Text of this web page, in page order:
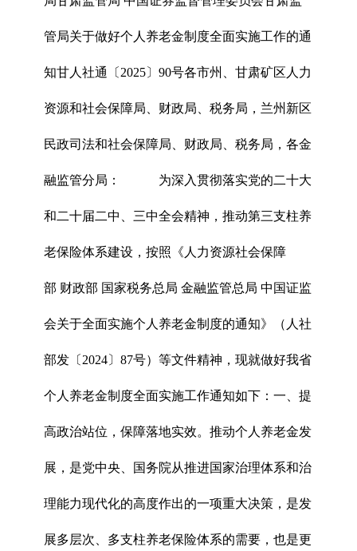
管局关于做好个人养老金制度全面实施工作的通
知甘人社通〔2025〕90号各市州、甘肃矿区人力
资源和社会保障局、财政局、税务局，兰州新区
民政司法和社会保障局、财政局、税务局，各金
融监管分局： 为深入贯彻落实党的二十大
和二十届二中、三中全会精神，推动第三支柱养
老保险体系建设，按照《人力资源社会保障
部 财政部 国家税务总局 金融监管总局 中国证监
会关于全面实施个人养老金制度的通知》（人社
部发〔2024〕87号）等文件精神，现就做好我省
个人养老金制度全面实施工作通知如下：一、提
高政治站位，保障落地实效。推动个人养老金发
展，是党中央、国务院从推进国家治理体系和治
理能力现代化的高度作出的一项重大决策，是发
展多层次、多支柱养老保险体系的需要，也是更